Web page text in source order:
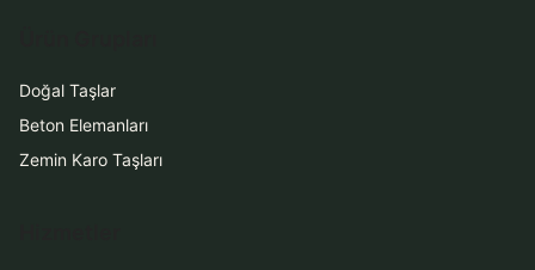
Doğal Taşlar
Beton Elemanları
Zemin Karo Taşları